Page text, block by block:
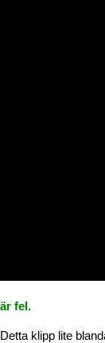
fel.
klipp lite